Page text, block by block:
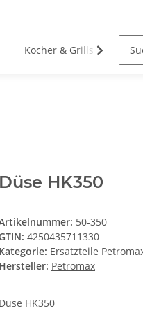
Kocher & Grills
Düse HK350
50-350
4250435711330
Kategorie: Ersatzteile
Hersteller: Petromax
Düse HK350